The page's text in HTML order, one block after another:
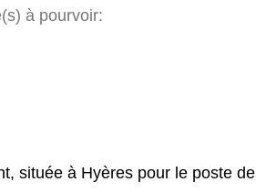
à pourvoir:
située à Hyères pour le poste de